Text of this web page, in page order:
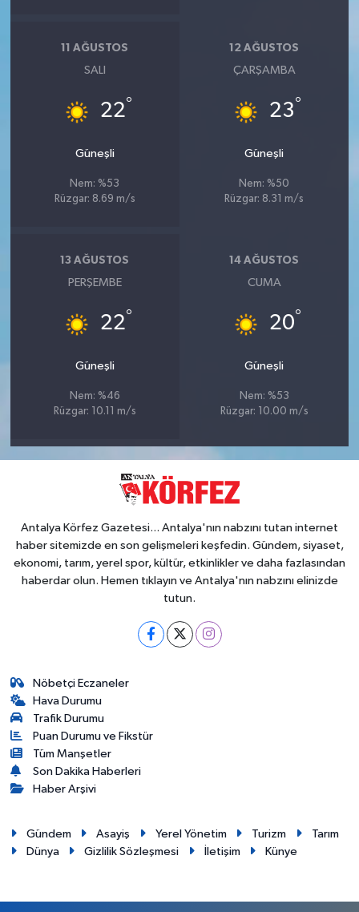
11 AĞUSTOS
SALI
22°
Güneşli
Nem: %53
Rüzgar: 8.69 m/s
12 AĞUSTOS
ÇARŞAMBA
23°
Güneşli
Nem: %50
Rüzgar: 8.31 m/s
13 AĞUSTOS
PERŞEMBE
22°
Güneşli
Nem: %46
Rüzgar: 10.11 m/s
14 AĞUSTOS
CUMA
20°
Güneşli
Nem: %53
Rüzgar: 10.00 m/s
Antalya Körfez Gazetesi... Antalya'nın nabzını tutan internet
haber sitemizde en son gelişmeleri keşfedin. Gündem, siyaset,
ekonomi, tarım, yerel spor, kültür, etkinlikler ve daha fazlasından
haberdar olun. Hemen tıklayın ve Antalya'nın nabzını elinizde
tutun.
Nöbetçi Eczaneler
Hava Durumu
Trafik Durumu
Puan Durumu ve Fikstür
Tüm Manşetler
Son Dakika Haberleri
Haber Arşivi
Gündem Asayiş Yerel Yönetim Turizm
Tarım
Dünya
Gizlilik Sözleşmesi İletişim Künye